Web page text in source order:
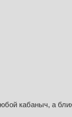
кабаныч, а